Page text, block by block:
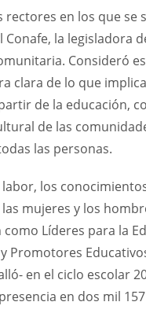
rectores en los que se
Conafe, la legisladora
Consideró
clara de lo que
de la educación,
de las
las personas.
los
mujeres y los
Líderes para la
Promotores
en el ciclo escolar
en dos mil